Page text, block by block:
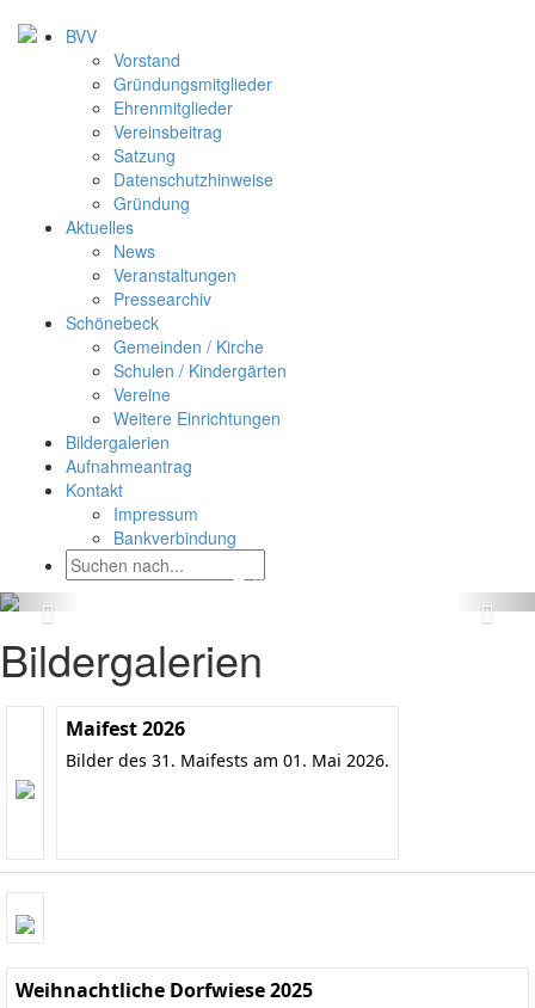
BVV
Vorstand
Gründungsmitglieder
Ehrenmitglieder
Vereinsbeitrag
Satzung
Datenschutzhinweise
Gründung
Aktuelles
News
Veranstaltungen
Pressearchiv
Schönebeck
Gemeinden / Kirche
Schulen / Kindergärten
Vereine
Weitere Einrichtungen
Bildergalerien
Aufnahmeantrag
Kontakt
Impressum
Bankverbindung
Bildergalerien
Maifest 2026
Bilder des 31. Maifests am 01. Mai 2026.
Weihnachtliche Dorfwiese 2025